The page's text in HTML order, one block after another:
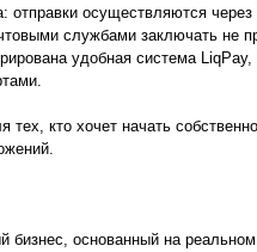
отправки осуществляются
службами заключать не
удобная система
тех, кто хочет начать
основанный на реальном